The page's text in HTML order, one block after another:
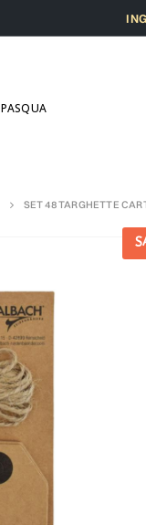
PASQUA
SET 48 TARGHETTE